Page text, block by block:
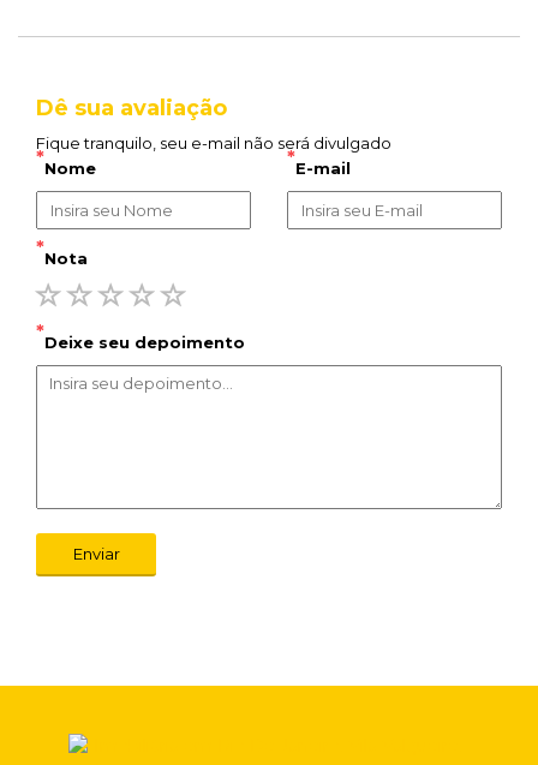
Dê sua avaliação
Fique tranquilo, seu e-mail não será divulgado
*Nome *E-mail
*Nota
*Deixe seu depoimento